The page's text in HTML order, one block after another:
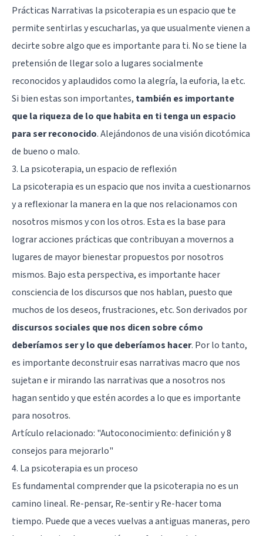
Prácticas Narrativas la psicoterapia es un espacio que te
permite sentirlas y escucharlas, ya que usualmente vienen a
decirte sobre algo que es importante para ti. No se tiene la
pretensión de llegar solo a lugares socialmente
reconocidos y aplaudidos como la alegría, la euforia, la etc.
Si bien estas son importantes, también es importante
que la riqueza de lo que habita en ti tenga un espacio
para ser reconocido. Alejándonos de una visión dicotómica
de bueno o malo.
3. La psicoterapia, un espacio de reflexión
La psicoterapia es un espacio que nos invita a cuestionarnos
y a reflexionar la manera en la que nos relacionamos con
nosotros mismos y con los otros. Esta es la base para
lograr acciones prácticas que contribuyan a movernos a
lugares de mayor bienestar propuestos por nosotros
mismos. Bajo esta perspectiva, es importante hacer
consciencia de los discursos que nos hablan, puesto que
muchos de los deseos, frustraciones, etc. Son derivados por
discursos sociales que nos dicen sobre cómo
deberíamos ser y lo que deberíamos hacer. Por lo tanto,
es importante deconstruir esas narrativas macro que nos
sujetan e ir mirando las narrativas que a nosotros nos
hagan sentido y que estén acordes a lo que es importante
para nosotros.
Artículo relacionado: "Autoconocimiento: definición y 8
consejos para mejorarlo"
4. La psicoterapia es un proceso
Es fundamental comprender que la psicoterapia no es un
camino lineal. Re-pensar, Re-sentir y Re-hacer toma
tiempo. Puede que a veces vuelvas a antiguas maneras, pero